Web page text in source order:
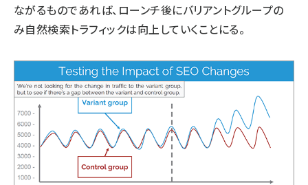
ながるものであれば、ローンチ後にバリアントグループの
み自然検索トラフィックは向上していくことにる。